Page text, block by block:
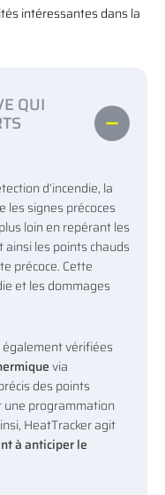
intéressantes dans la
QUI
d’incendie, la
les signes précoces
loin en repérant les
les points chauds
précoce. Cette
et les dommages
vérifiées
via
des points
une programmation
HeatTracker agit
à anticiper le